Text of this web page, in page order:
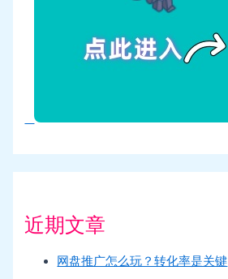
近期文章
网盘推广怎么玩？转化率是关键